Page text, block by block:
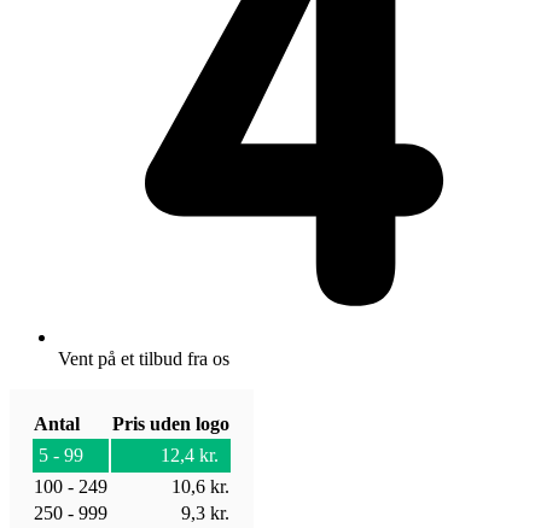
Vent på et tilbud fra os
Antal
Pris uden logo
5 - 99
12,4 kr.
100 - 249
10,6 kr.
250 - 999
9,3 kr.